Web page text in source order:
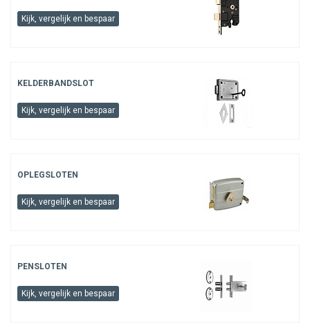
Kijk, vergelijk en bespaar
KELDERBANDSLOT
Kijk, vergelijk en bespaar
OPLEGSLOTEN
Kijk, vergelijk en bespaar
PENSLOTEN
Kijk, vergelijk en bespaar